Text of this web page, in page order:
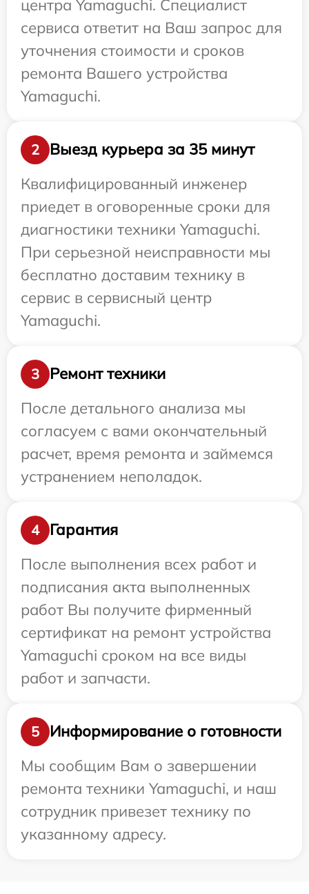
центра Yamaguchi. Специалист
сервиса ответит на Ваш запрос для
уточнения стоимости и сроков
ремонта Вашего устройства
Yamaguchi.
2
Выезд курьера за 35 минут
Квалифицированный инженер
приедет в оговоренные сроки для
диагностики техники Yamaguchi.
При серьезной неисправности мы
бесплатно доставим технику в
сервис в сервисный центр
Yamaguchi.
3
Ремонт техники
После детального анализа мы
согласуем с вами окончательный
расчет, время ремонта и займемся
устранением неполадок.
4
Гарантия
После выполнения всех работ и
подписания акта выполненных
работ Вы получите фирменный
сертификат на ремонт устройства
Yamaguchi сроком на все виды
работ и запчасти.
5
Информирование о готовности
Мы сообщим Вам о завершении
ремонта техники Yamaguchi, и наш
сотрудник привезет технику по
указанному адресу.